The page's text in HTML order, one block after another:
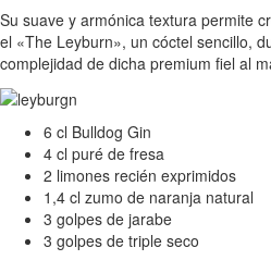
Su suave y armónica textura permite
el «The Leyburn», un cóctel sencillo,
complejidad de dicha premium fiel al
6 cl Bulldog Gin
4 cl puré de fresa
2 limones recién exprimidos
1,4 cl zumo de naranja natural
3 golpes de jarabe
3 golpes de triple seco